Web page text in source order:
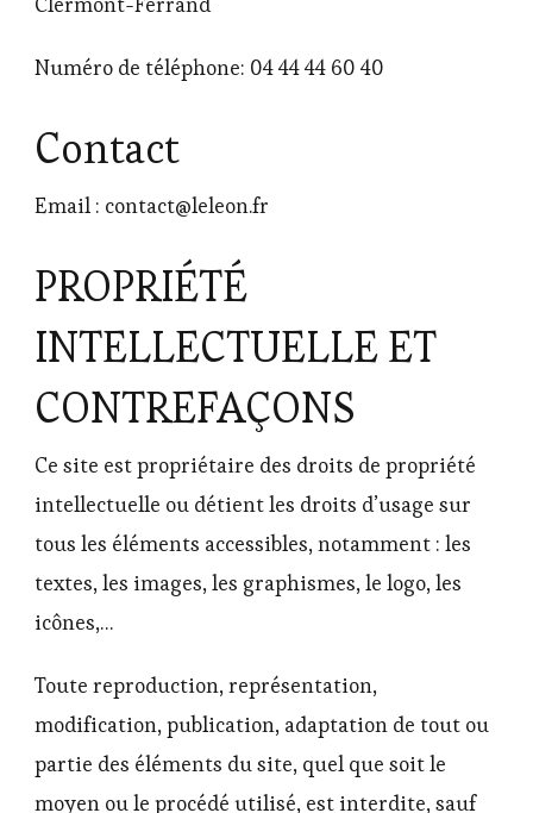
Numéro de téléphone: 04 44 44 60 40
Contact
Email : contact@leleon.fr
PROPRIÉTÉ
INTELLECTUELLE ET
CONTREFAÇONS
Ce site est propriétaire des droits de propriété
intellectuelle ou détient les droits d’usage sur
tous les éléments accessibles, notamment : les
textes, les images, les graphismes, le logo, les
icônes,…
Toute reproduction, représentation,
modification, publication, adaptation de tout ou
partie des éléments du site, quel que soit le
moyen ou le procédé utilisé, est interdite, sauf